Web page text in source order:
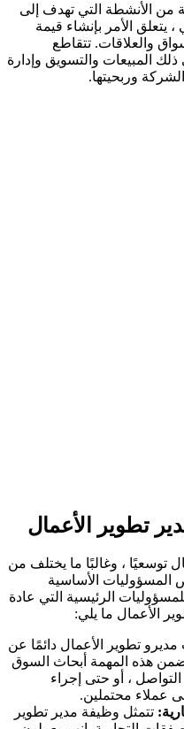
من الأنشطة التي تهدف إلى
يتعلق الأمر بإنشاء قيمة
والعلاقات. تتقاطع
المبيعات والتسويق وإدارة
وربحيتها.
تطوير الأعمال
توسعيًا ، وغالبًا ما يختلف من
الأساسية
الرئيسية التي عادة
الأعمال ما يلي:
تطوير الأعمال دائمًا عن
هذه المهمة أبحاث السوق
، أو حتى إجراء
عملاء محتملين.
تتمثل وظيفة مدير تطوير